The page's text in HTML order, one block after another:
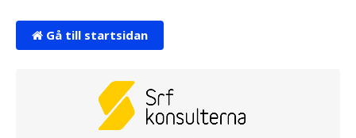
Gå till startsidan